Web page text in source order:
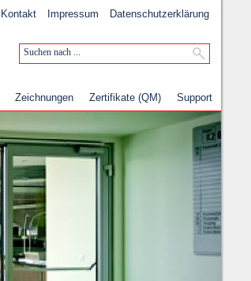
Kontakt Impressum Datenschutzerklärung
Zeichnungen Zertifikate (QM) Support